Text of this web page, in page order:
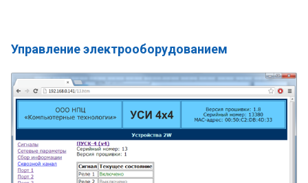
Управление электрооборудованием